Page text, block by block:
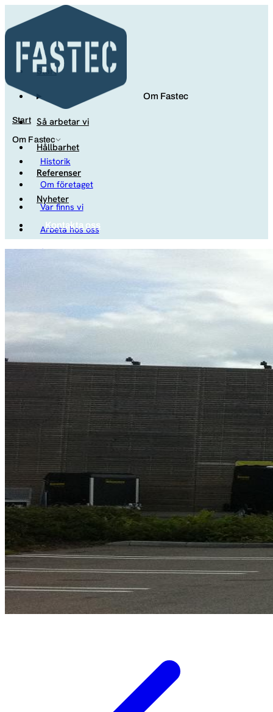
Start
Om Fastec
Historik
Om företaget
Var finns vi
Arbeta hos oss
Studenter
Start
Om Fastec
Så arbetar vi
Hållbarhet
Referenser
Nyheter
Kontakta oss